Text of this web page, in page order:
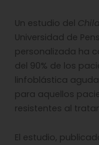
Un estudio del
Universidad de
personalizada ha
del 90% de los
linfoblástica
para aquellos
resistentes al
El estudio,